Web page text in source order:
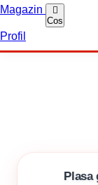
Magazin
Cos
Profil
Plasa